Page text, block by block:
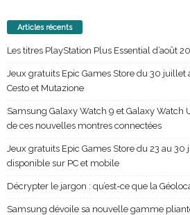
Articles récents
Les titres PlayStation Plus Essential d’août
Jeux gratuits Epic Games Store du 30 juillet
Cesto et Mutazione
Samsung Galaxy Watch 9 et Galaxy Watch
de ces nouvelles montres connectées
Jeux gratuits Epic Games Store du 23 au 30
disponible sur PC et mobile
Décrypter le jargon : qu’est-ce que la
Samsung dévoile sa nouvelle gamme